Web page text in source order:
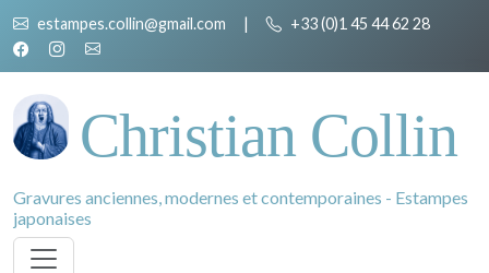
estampes.collin@gmail.com | +33 (0)1 45 44 62 28
Christian Collin
Gravures anciennes, modernes et contemporaines - Estampes
japonaises